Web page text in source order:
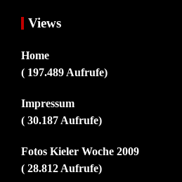
Views
Home
( 197.489 Aufrufe)
Impressum
( 30.187 Aufrufe)
Fotos Kieler Woche 2009
( 28.812 Aufrufe)